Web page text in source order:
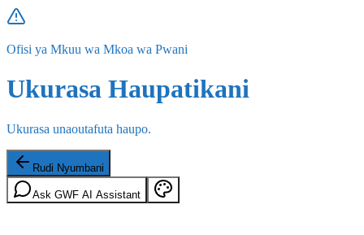
Ofisi ya Mkuu wa Mkoa wa Pwani
Ukurasa Haupatikani
Ukurasa unaoutafuta haupo.
Rudi Nyumbani
Ask GWF AI Assistant